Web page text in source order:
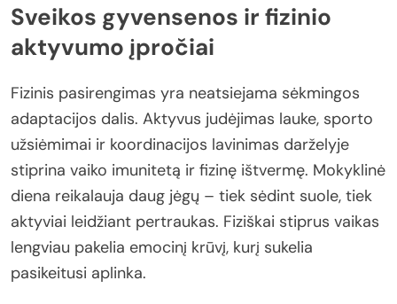
Sveikos gyvensenos ir fizinio
aktyvumo įpročiai
Fizinis pasirengimas yra neatsiejama sėkmingos
adaptacijos dalis. Aktyvus judėjimas lauke, sporto
užsiėmimai ir koordinacijos lavinimas darželyje
stiprina vaiko imunitetą ir fizinę ištvermę. Mokyklinė
diena reikalauja daug jėgų – tiek sėdint suole, tiek
aktyviai leidžiant pertraukas. Fiziškai stiprus vaikas
lengviau pakelia emocinį krūvį, kurį sukelia
pasikeitusi aplinka.